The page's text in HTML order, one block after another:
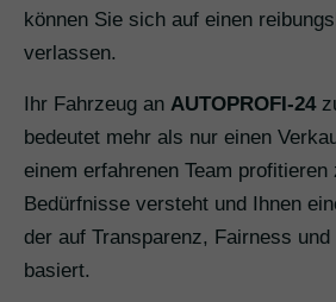
können Sie sich auf einen
verlassen.
Ihr Fahrzeug an AUTOPROFI-24
bedeutet mehr als nur einen
einem erfahrenen Team
Bedürfnisse versteht und Ihnen
der auf Transparenz, Fairness
basiert.